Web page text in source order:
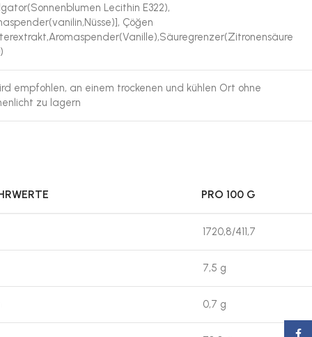
Lecithin E322),
Çöğen
empfohlen, an einem trockenen und kühlen Ort ohne
zu lagern
PRO 100 G
1720,8/411,7
7,5 g
0,7 g